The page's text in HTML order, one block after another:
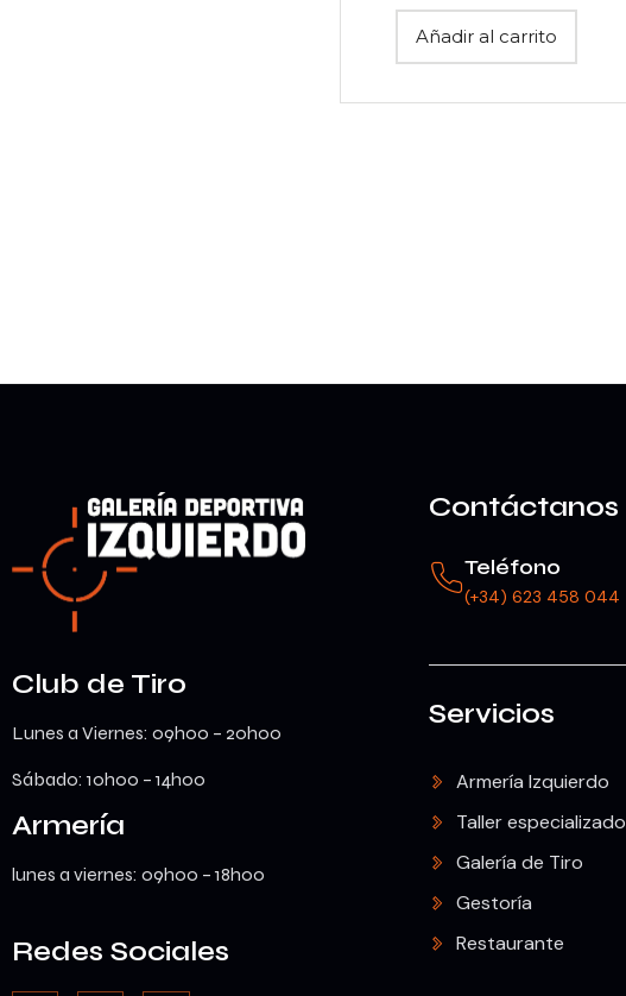
Añadir al carrito
Club de Tiro
Lunes a Viernes: 09h00 – 20h00
Sábado: 10h00 – 14h00
Armería
lunes a viernes: 09h00 – 18h00
Redes Sociales
Contáctanos
Teléfono
(+34) 623 458 044
Servicios
Armería Izquierdo
Taller especializado
Galería de Tiro
Gestoría
Restaurante